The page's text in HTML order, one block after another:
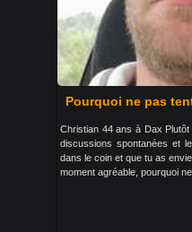
Pourquoi ne pas
Christian 44 ans à Dax Plutôt
discussions spontanées et
dans le coin et que tu as
moment agréable, pourquoi